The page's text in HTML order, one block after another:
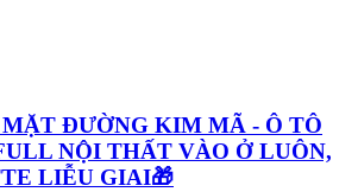
MẶT ĐƯỜNG KIM MÃ - Ô TÔ
NỘI THẤT VÀO Ở LUÔN,
LIỄU GIAI🎁